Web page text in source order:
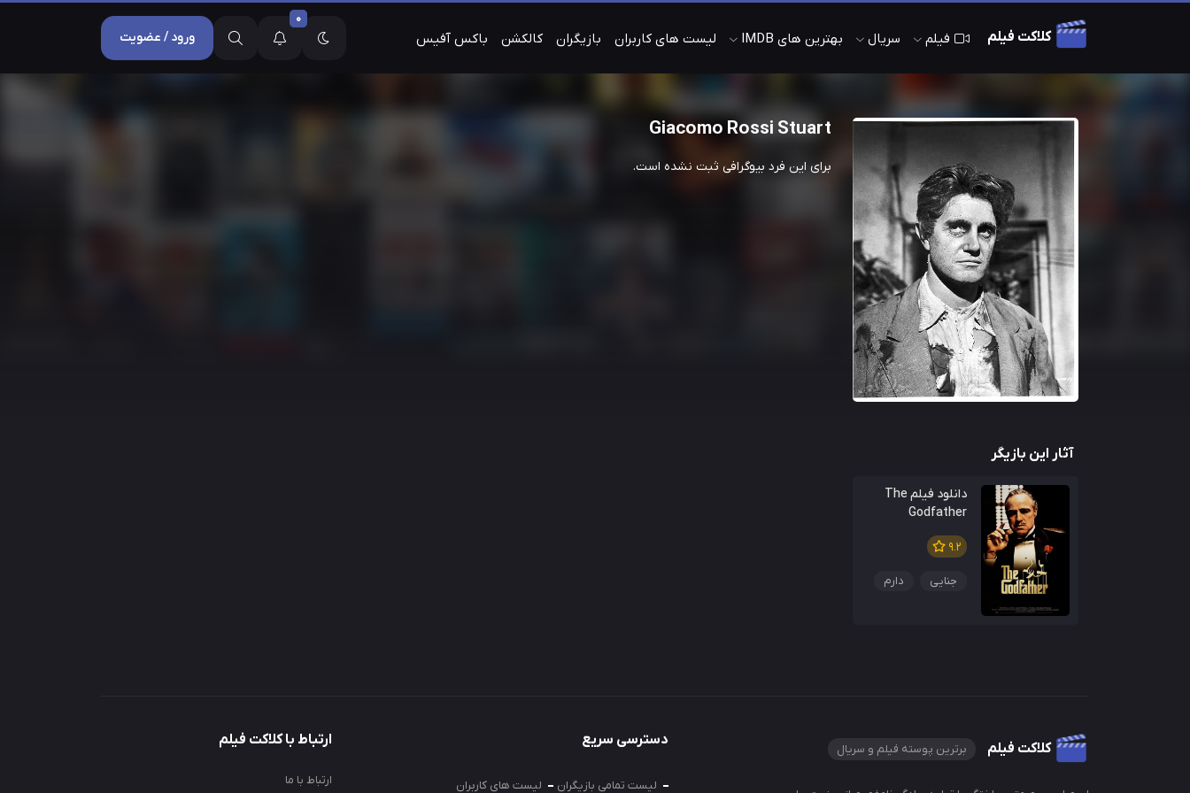
کلاکت فیلم فیلم سریال بهترین های IMDB لیست های کاربران بازیگران کالکشن باکس آفیس
0
ورود / عضویت
Giacomo Rossi Stuart
برای این فرد بیوگرافی ثبت نشده است.
آثار این بازیگر
دانلود فیلم The
Godfather
9.2
جنایی دارم
کلاکت فیلم برترین پوسته فیلم و سریال
دسترسی سریع
لیست تمامی بازیگران لیست های کاربران
ارتباط با کلاکت فیلم
ارتباط با ما